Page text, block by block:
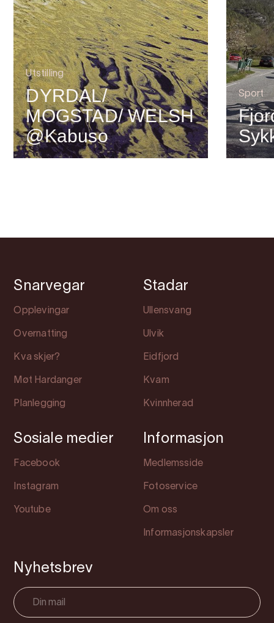
Utstilling
DYRDAL/
MOGSTAD/ WELSH
@Kabuso
Sport
Snarvegar
Opplevingar
Overnatting
Kva skjer?
Møt Hardanger
Planlegging
Stadar
Ullensvang
Ulvik
Eidfjord
Kvam
Kvinnherad
Sosiale medier
Facebook
Instagram
Youtube
Informasjon
Medlemsside
Fotoservice
Om oss
Informasjonskapsler
Nyhetsbrev